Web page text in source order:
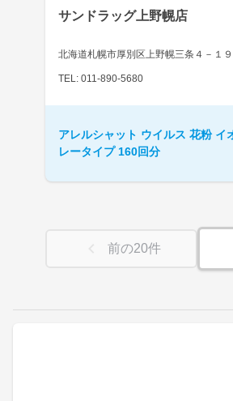
サンドラッグ上野幌店
北海道札幌市厚別区上野幌三条４－１
TEL: 011-890-5680
アレルシャット ウイルス 花粉 イ
レータイプ 160回分
前の20件